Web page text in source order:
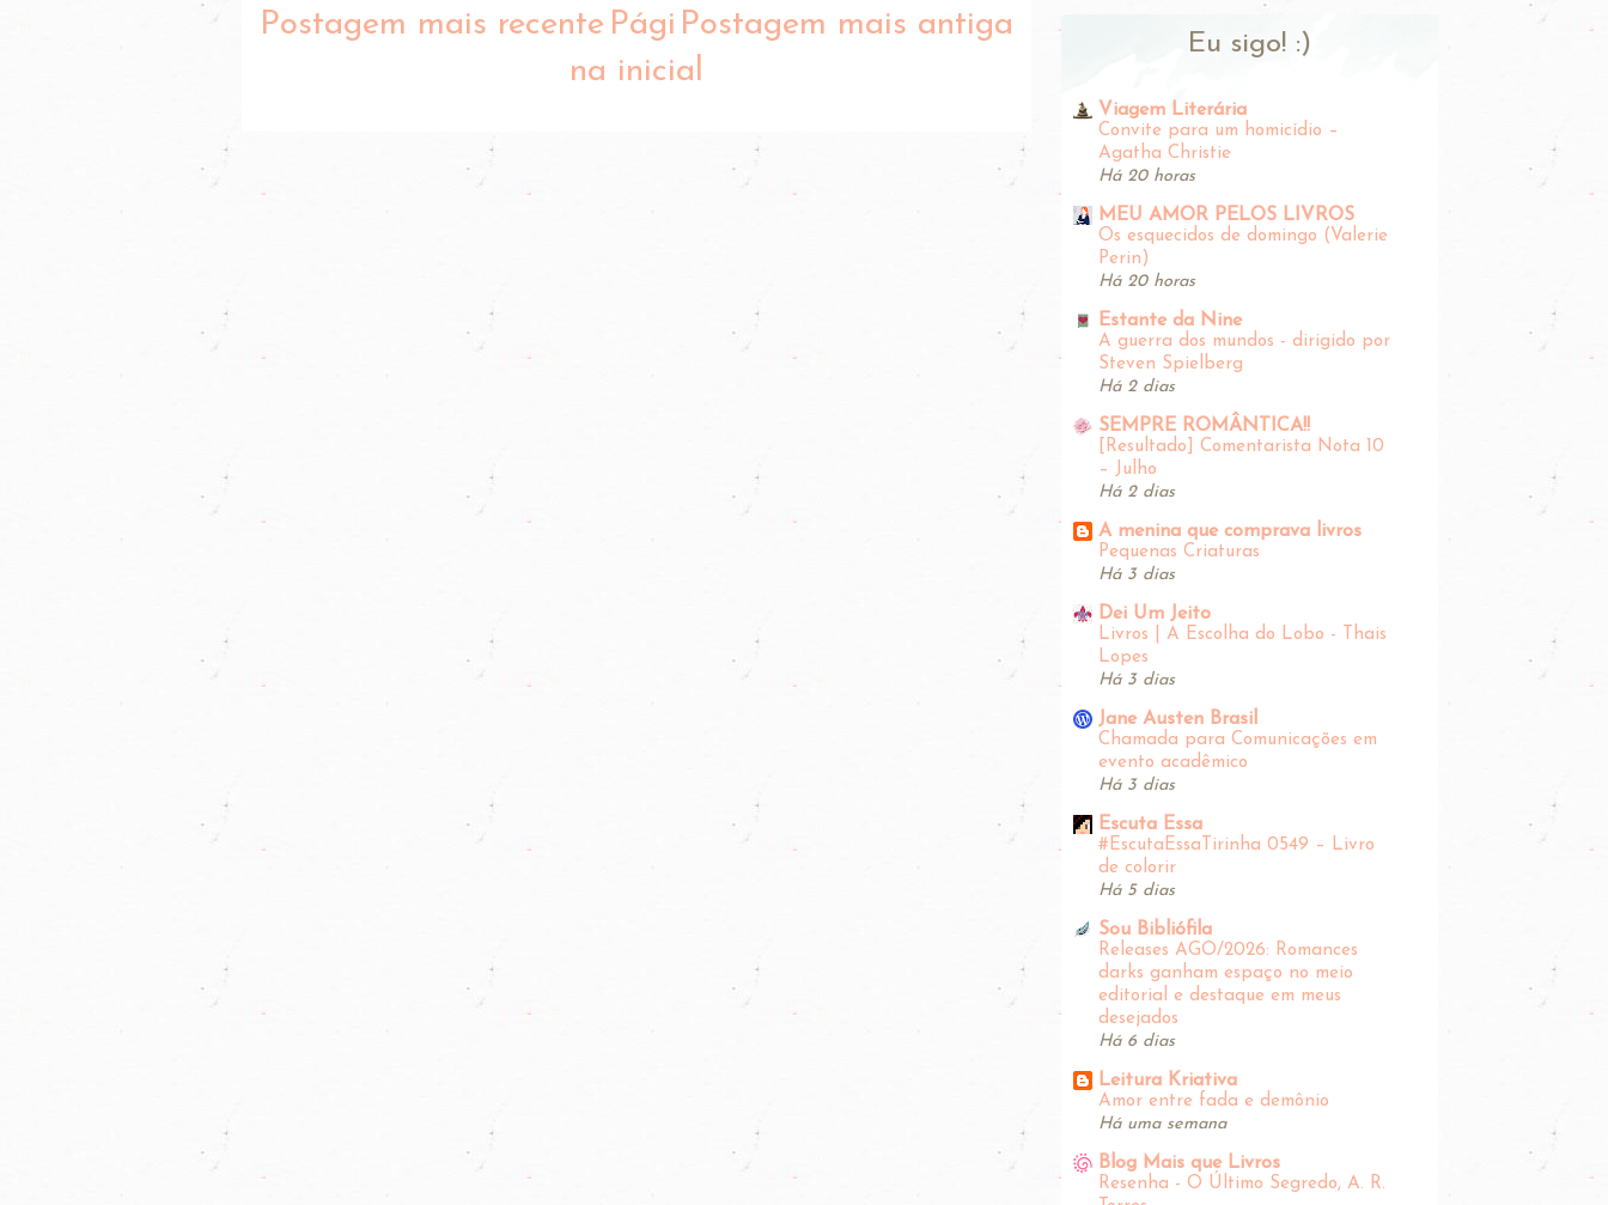
Postagem mais recente Postagem mais antiga
Pági
na inicial
Eu sigo! :)
Viagem Literária
Convite para um homicídio –
Agatha Christie
Há 20 horas
MEU AMOR PELOS LIVROS
Os esquecidos de domingo (Valerie
Perin)
Há 20 horas
Estante da Nine
A guerra dos mundos - dirigido por
Steven Spielberg
Há 2 dias
SEMPRE ROMÂNTICA!!
[Resultado] Comentarista Nota 10
– Julho
Há 2 dias
A menina que comprava livros
Pequenas Criaturas
Há 3 dias
Dei Um Jeito
Livros | A Escolha do Lobo - Thais
Lopes
Há 3 dias
Jane Austen Brasil
Chamada para Comunicações em
evento acadêmico
Há 3 dias
Escuta Essa
#EscutaEssaTirinha‬ 0549 – Livro
de colorir
Há 5 dias
Sou Bibliófila
Releases AGO/2026: Romances
darks ganham espaço no meio
editorial e destaque em meus
desejados
Há 6 dias
Leitura Kriativa
Amor entre fada e demônio
Há uma semana
Blog Mais que Livros
Resenha - O Último Segredo, A. R.